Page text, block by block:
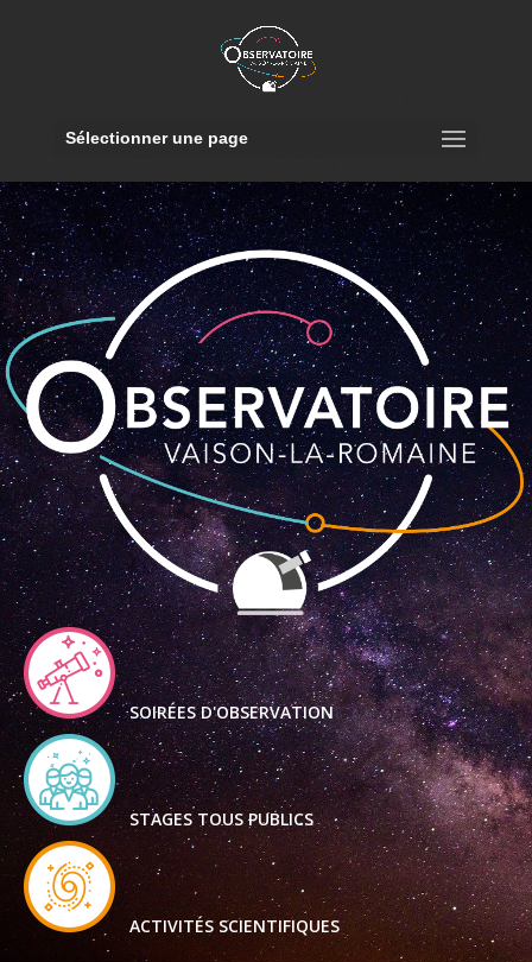
Sélectionner une page
SOIRÉES D'OBSERVATION
STAGES TOUS PUBLICS
ACTIVITÉS SCIENTIFIQUES